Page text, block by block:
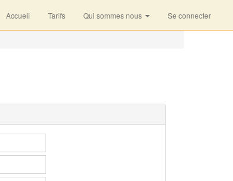
Accueil Tarifs Qui sommes nous Se connecter